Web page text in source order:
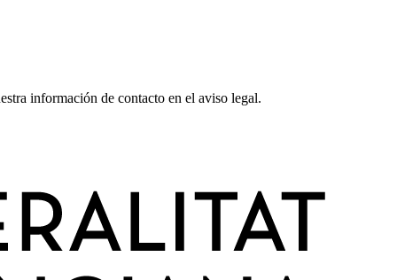
información de contacto en el aviso legal.